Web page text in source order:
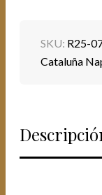
SKU: R25-
Cataluña